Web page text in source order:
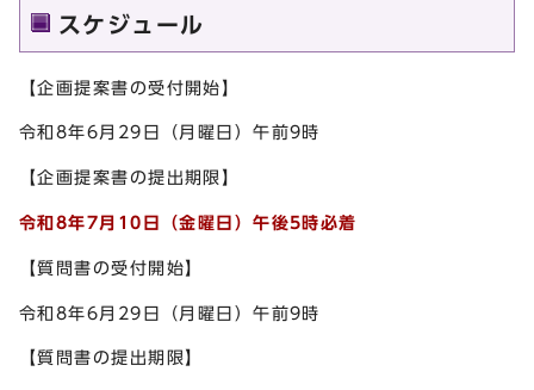
スケジュール
【企画提案書の受付開始】
令和8年6月29日（月曜日）午前9時
【企画提案書の提出期限】
令和8年7月10日（金曜日）午後5時必着
【質問書の受付開始】
令和8年6月29日（月曜日）午前9時
【質問書の提出期限】